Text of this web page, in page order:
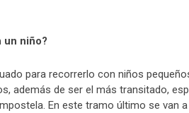
un niño?
para recorrerlo con niños
además de ser el más transitado,
En este tramo último se van